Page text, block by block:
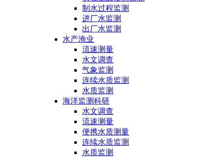
制水过程监测
进厂水监测
出厂水监测
水产渔业
流速测量
水文调查
气象监测
连续水质监测
水质监测
海洋监测科研
水文调查
流速测量
便携水质测量
连续水质监测
水质监测